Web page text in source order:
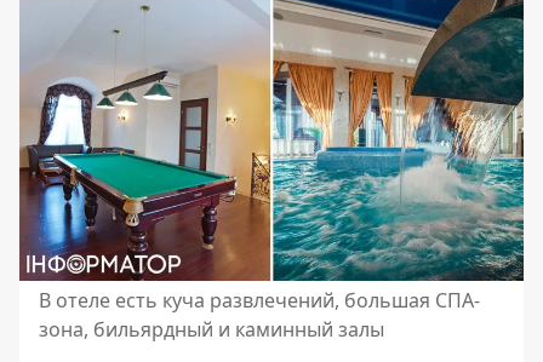
В отеле есть куча развлечений, большая СПА-
зона, бильярдный и каминный залы